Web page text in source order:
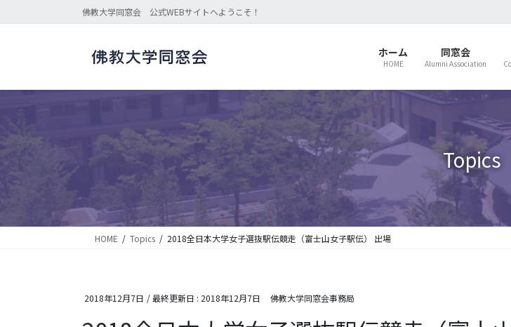
ン
に
ビ
ョ
移
動
佛教大学同窓会 公式WEBサイトへようこそ！
ホーム
HOME
同窓会
Alumni Association
Topics
HOME Topics 2018全日本大学女子選抜駅伝競走（富士山女子駅伝） 出場
2018年12月7日 / 最終更新日 : 2018年12月7日 佛教大学同窓会事務局